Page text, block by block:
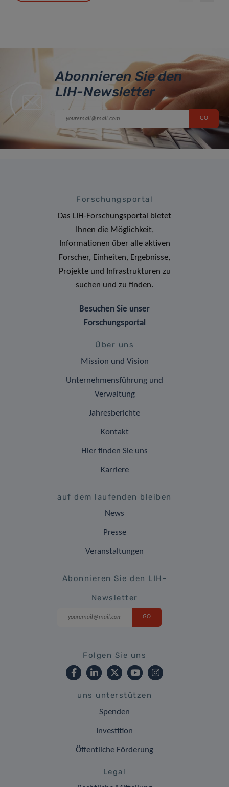
Abonnieren Sie den
LIH-Newsletter
Forschungsportal
Das LIH-Forschungsportal bietet
Ihnen die Möglichkeit,
Informationen über alle aktiven
Forscher, Einheiten, Ergebnisse,
Projekte und Infrastrukturen zu
suchen und zu finden.
Besuchen Sie unser
Forschungsportal
Über uns
Mission und Vision
Unternehmensführung und
Verwaltung
Jahresberichte
Kontakt
Hier finden Sie uns
Karriere
auf dem laufenden bleiben
News
Presse
Veranstaltungen
Abonnieren Sie den LIH-
Newsletter
Folgen Sie uns
uns unterstützen
Spenden
Investition
Öffentliche Förderung
Legal